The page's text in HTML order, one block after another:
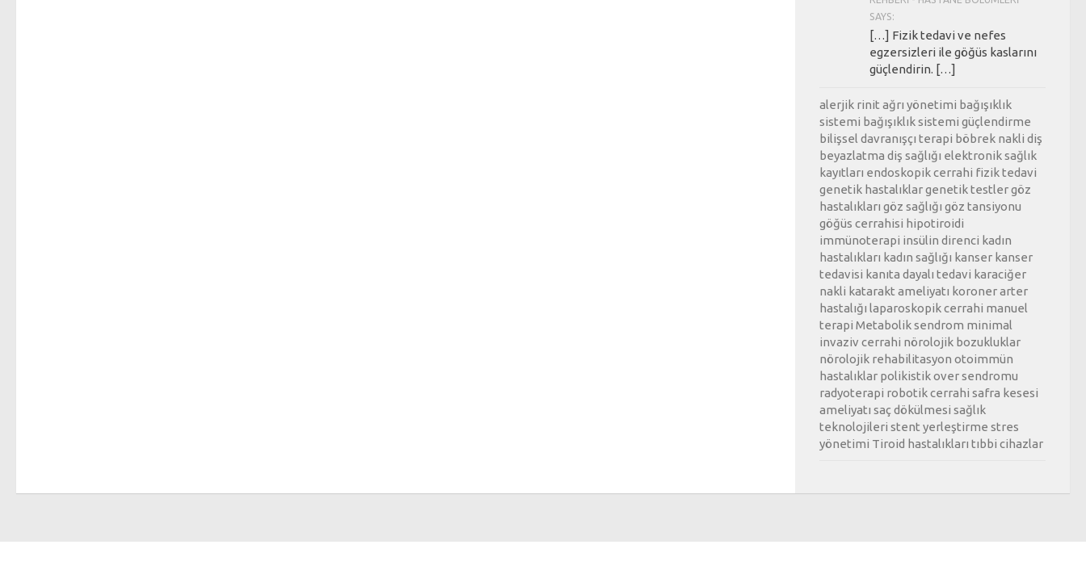
SAYS:
[…] Fizik tedavi ve nefes
egzersizleri ile göğüs kaslarını
güçlendirin. […]
alerjik rinit ağrı yönetimi bağışıklık
sistemi bağışıklık sistemi güçlendirme
bilişsel davranışçı terapi böbrek nakli diş
beyazlatma diş sağlığı elektronik sağlık
kayıtları endoskopik cerrahi fizik tedavi
genetik hastalıklargenetik testlergöz
hastalıkları göz sağlığı göz tansiyonu
göğüs cerrahisi hipotiroidi
immünoterapi insülin direnci kadın
hastalıkları kadın sağlığı kanser kanser
tedavisi kanıta dayalı tedavi karaciğer
nakli katarakt ameliyatı koroner arter
hastalığı laparoskopik cerrahi manuel
terapi Metabolik sendrom minimal
invaziv cerrahi nörolojik bozukluklar
nörolojik rehabilitasyon otoimmün
hastalıklar polikistik over sendromu
radyoterapi robotik cerrahi safra kesesi
ameliyatı saç dökülmesi sağlık
teknolojileri stent yerleştirme stres
yönetimi Tiroid hastalıkları tıbbi cihazlar